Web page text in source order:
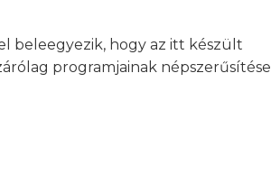
beleegyezik, hogy az itt készült
programjainak népszerűsítése